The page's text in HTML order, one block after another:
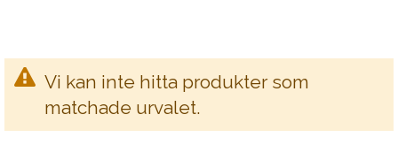
Vi kan inte hitta produkter som
matchade urvalet.